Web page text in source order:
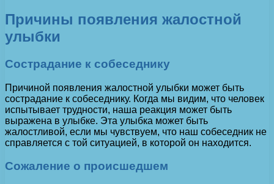
Причины появления жалостной
улыбки
Сострадание к собеседнику
Причиной появления жалостной улыбки может быть
сострадание к собеседнику. Когда мы видим, что человек
испытывает трудности, наша реакция может быть
выражена в улыбке. Эта улыбка может быть
жалостливой, если мы чувствуем, что наш собеседник не
справляется с той ситуацией, в которой он находится.
Сожаление о происшедшем